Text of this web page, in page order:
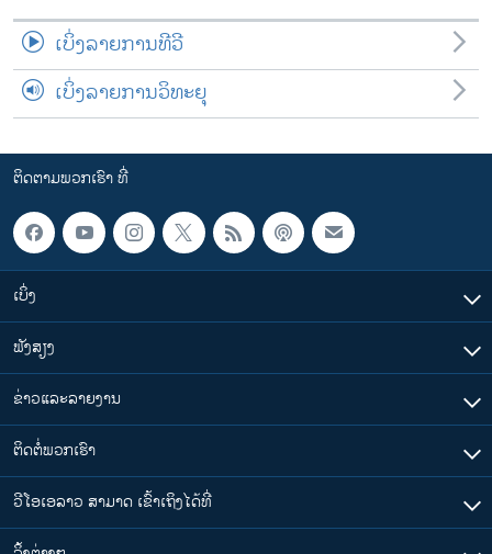
ເບິ່ງລາຍການທີວີ
ເບິ່ງລາຍການວິທະຍຸ
ຕິດຕາມພວກເຮົາ ທີ່
ເບິ່ງ
ຟັງສຽງ
ຂ່າວແລະລາຍງານ
ຕິດຕໍ່ພວກເຮົາ
ວີໂອເອລາວ ສາມາດ ເຂົ້າເຖິງໄດ້ທີ່